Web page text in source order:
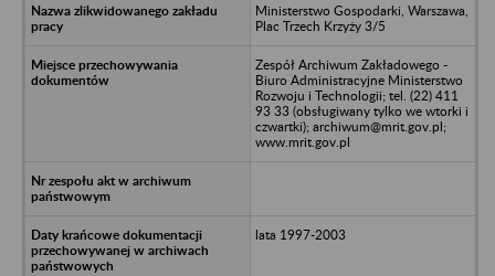
Ministerstwo Gospodarki, Warszawa,
Plac Trzech Krzyży 3/5
Zespół Archiwum Zakładowego -
Biuro Administracyjne Ministerstwo
Rozwoju i Technologii; tel. (22) 411
93 33 (obsługiwany tylko we wtorki i
czwartki); archiwum@mrit.gov.pl;
www.mrit.gov.pl
lata 1997-2003